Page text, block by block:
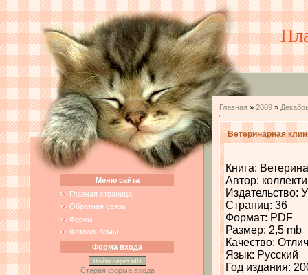
Меню сайта
Главная страница
Обратная связь
Форум
Фотоальбомы
Форма входа
Войти через uID
Старая форма входа
Главная » 2009 »
Ветеринарная
Книга:
Автор:
Издательство:
Страниц: 36
Формат: PDF
Размер: 2,5 mb
Качество:
Язык: Русский
Год издания: